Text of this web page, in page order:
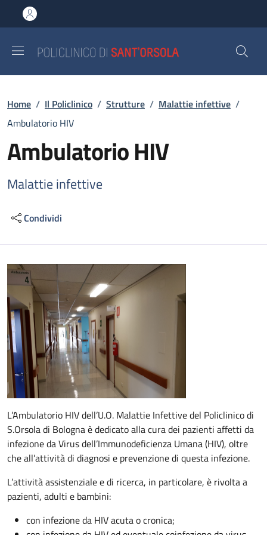
al contenuto principale
to footer content
Briciole di pane
Home / Il Policlinico / Strutture / Malattie infettive /
Ambulatorio HIV
Ambulatorio HIV
Malattie infettive
Condividi
Descrizione
L’Ambulatorio HIV dell’U.O. Malattie Infettive del Policlinico di
S.Orsola di Bologna è dedicato alla cura dei pazienti affetti da
infezione da Virus dell’Immunodeficienza Umana (HIV), oltre
che all’attività di diagnosi e prevenzione di questa infezione.
L’attività assistenziale e di ricerca, in particolare, è rivolta a
pazienti, adulti e bambini:
con infezione da HIV acuta o cronica;